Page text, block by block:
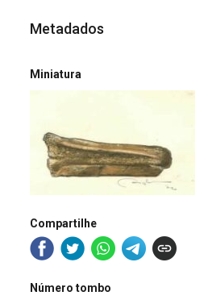
Metadados
Miniatura
Compartilhe
Número tombo